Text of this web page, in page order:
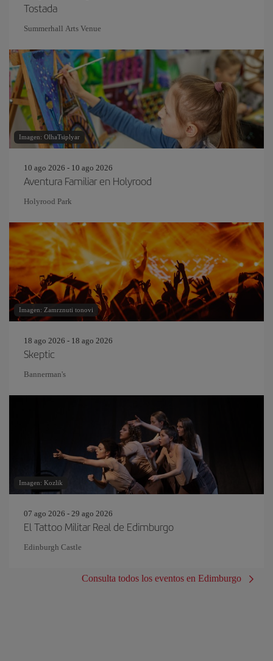
Tostada
Summerhall Arts Venue
Imagen: OlhaTsiplyar
10 ago 2026 - 10 ago 2026
Aventura Familiar en Holyrood
Holyrood Park
Imagen: Zamrznuti tonovi
18 ago 2026 - 18 ago 2026
Skeptic
Bannerman's
Imagen: Kozlik
07 ago 2026 - 29 ago 2026
El Tattoo Militar Real de Edimburgo
Edinburgh Castle
Consulta todos los eventos en Edimburgo